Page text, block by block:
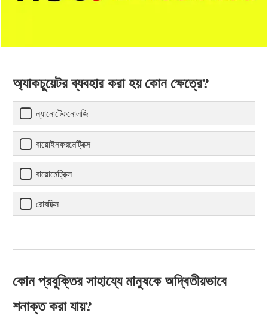
অ্যাকচুয়েটর ব্যবহার করা হয় কোন ক্ষেত্রে?
ন্যানোটেকনোলজি
বায়োইনফরমেট্রিক্স
বায়োমেট্রিক্স
রোবটিক্স
কোন প্রযুক্তির সাহায্যে মানুষকে অদ্বিতীয়ভাবে
শনাক্ত করা যায়?